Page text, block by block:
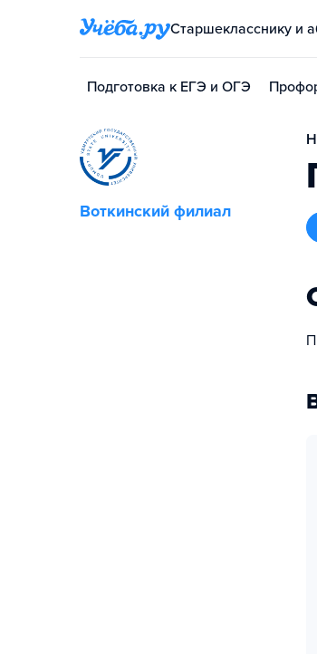
Старшекласснику и
Подготовка к ЕГЭ и ОГЭ
Воткинский филиал